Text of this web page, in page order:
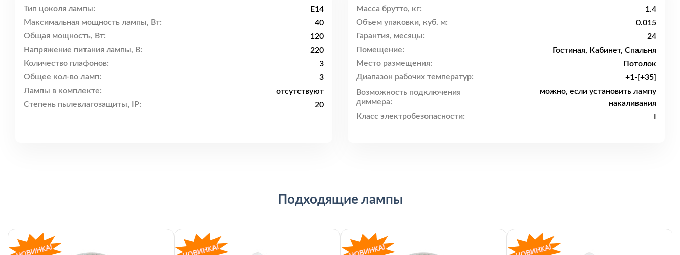
Тип цоколя лампы:
E14
Максимальная мощность лампы, Вт:
40
Общая мощность, Вт:
120
Напряжение питания лампы, В:
220
Количество плафонов:
3
Общее кол-во ламп:
3
Лампы в комплекте:
отсутствуют
Степень пылевлагозащиты, IP:
20
Масса брутто, кг:
1.4
Объем упаковки, куб. м:
0.015
Гарантия, месяцы:
24
Помещение:
Гостиная, Кабинет, Спальня
Место размещения:
Потолок
Диапазон рабочих температур:
+1-[+35]
Возможность подключения
диммера:
можно, если установить лампу
накаливания
Класс электробезопасности:
I
Подходящие лампы